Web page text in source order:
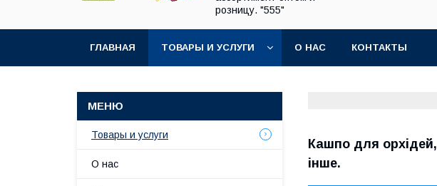
розницу. "555"
ГЛАВНАЯ ТОВАРЫ И УСЛУГИ О НАС КОНТАКТЫ
Кашпо для
інше.
Товары и услуги
О нас